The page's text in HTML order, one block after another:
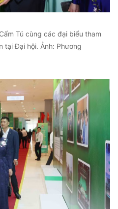
Tú cùng các đại biểu tham
tại Đại hội. Ảnh: Phương